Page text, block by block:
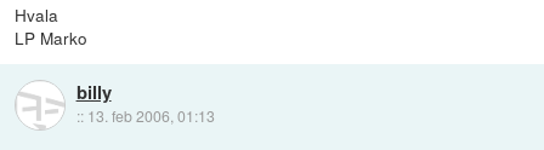
Hvala
LP Marko
billy
:: 13. feb 2006, 01:13